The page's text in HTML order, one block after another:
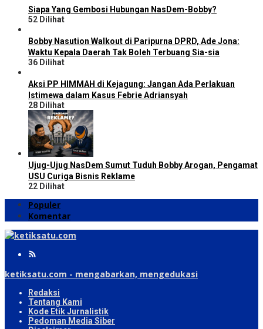
Siapa Yang Gembosi Hubungan NasDem-Bobby?
52 Dilihat
Bobby Nasution Walkout di Paripurna DPRD, Ade Jona:
Waktu Kepala Daerah Tak Boleh Terbuang Sia-sia
36 Dilihat
Aksi PP HIMMAH di Kejagung: Jangan Ada Perlakuan
Istimewa dalam Kasus Febrie Adriansyah
28 Dilihat
Ujug-Ujug NasDem Sumut Tuduh Bobby Arogan, Pengamat
USU Curiga Bisnis Reklame
22 Dilihat
Populer
Komentar
ketiksatu.com - mengabarkan, mengedukasi
Redaksi
Tentang Kami
Kode Etik Jurnalistik
Pedoman Media Siber